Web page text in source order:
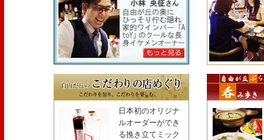
日本初のオリジナ
ルオーダーができ
る挽き立てミック